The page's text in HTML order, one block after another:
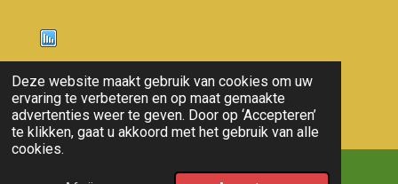
Deze website maakt gebruik van cookies om uw
ervaring te verbeteren en op maat gemaakte
advertenties weer te geven. Door op ‘Accepteren’
te klikken, gaat u akkoord met het gebruik van alle
cookies.
Nieuws
© 2011 - 2026 overloon nieuws